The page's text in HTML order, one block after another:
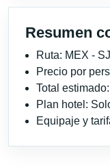
Resumen
Ruta: MEX -
Precio por
Total
Plan hotel:
Equipaje y